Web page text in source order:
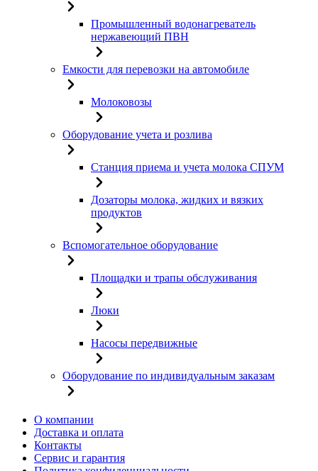
Промышленный водонагреватель
нержавеющий ПВН
Емкости для перевозки на автомобиле
Молоковозы
Оборудование учета и розлива
Станция приема и учета молока СПУМ
Дозаторы молока, жидких и вязких
продуктов
Вспомогательное оборудование
Площадки и трапы обслуживания
Люки
Насосы передвижные
Оборудование по индивидуальным заказам
О компании
Доставка и оплата
Контакты
Сервис и гарантия